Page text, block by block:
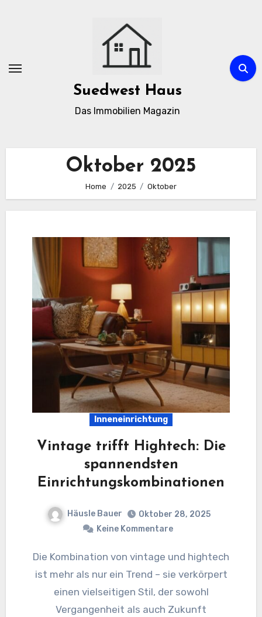
Suedwest Haus
Das Immobilien Magazin
Oktober 2025
Home 2025 Oktober
Inneneinrichtung
Vintage trifft Hightech: Die
spannendsten
Einrichtungskombinationen
Häusle Bauer
Oktober 28, 2025
Keine Kommentare
Die Kombination von vintage und hightech
ist mehr als nur ein Trend – sie verkörpert
einen vielseitigen Stil, der sowohl
Vergangenheit als auch Zukunft